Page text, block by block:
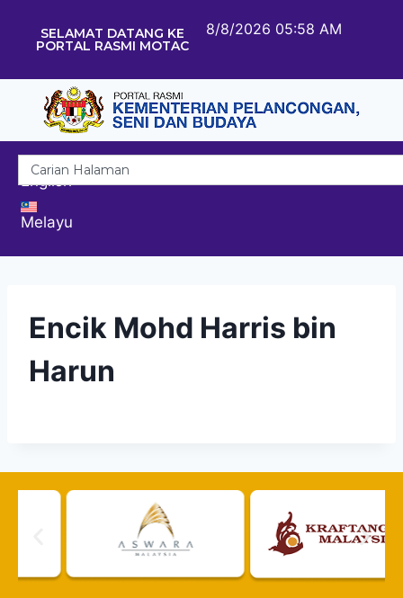
SELAMAT DATANG KE
PORTAL RASMI MOTAC
8/8/2026 05:58 AM
English
Melayu
Encik Mohd Harris bin
Harun